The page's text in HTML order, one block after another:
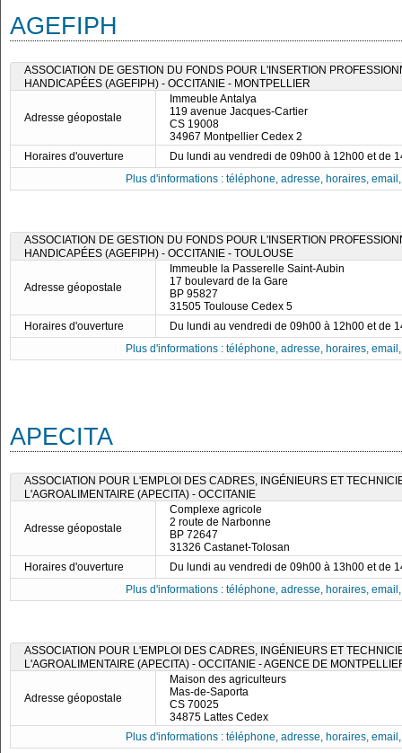
AGEFIPH
ASSOCIATION DE GESTION DU FONDS POUR L'INSERTION
HANDICAPÉES (AGEFIPH) - OCCITANIE - MONTPELLIER
Adresse géopostale
Immeuble Antalya
119 avenue Jacques-Cartier
CS 19008
34967 Montpellier Cedex 2
Horaires d'ouverture
Du lundi au vendredi de 09h00 à 12h00 et de
Plus d'informations : téléphone, adresse, horaires,
ASSOCIATION DE GESTION DU FONDS POUR L'INSERTION
HANDICAPÉES (AGEFIPH) - OCCITANIE - TOULOUSE
Adresse géopostale
Immeuble la Passerelle Saint-Aubin
17 boulevard de la Gare
BP 95827
31505 Toulouse Cedex 5
Horaires d'ouverture
Du lundi au vendredi de 09h00 à 12h00 et de
Plus d'informations : téléphone, adresse, horaires,
APECITA
ASSOCIATION POUR L'EMPLOI DES CADRES, INGÉNIEURS ET
L'AGROALIMENTAIRE (APECITA) - OCCITANIE
Adresse géopostale
Complexe agricole
2 route de Narbonne
BP 72647
31326 Castanet-Tolosan
Horaires d'ouverture
Du lundi au vendredi de 09h00 à 13h00 et de
Plus d'informations : téléphone, adresse, horaires,
ASSOCIATION POUR L'EMPLOI DES CADRES, INGÉNIEURS ET
L'AGROALIMENTAIRE (APECITA) - OCCITANIE - AGENCE DE
Adresse géopostale
Maison des agriculteurs
Mas-de-Saporta
CS 70025
34875 Lattes Cedex
Plus d'informations : téléphone, adresse, horaires,